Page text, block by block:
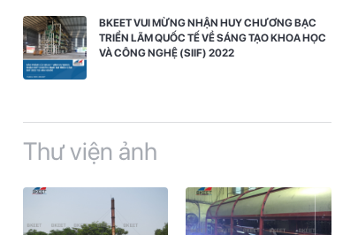
BKEET VUI MỪNG NHẬN HUY CHƯƠNG BẠC
TRIỂN LÃM QUỐC TẾ VỀ SÁNG TẠO KHOA HỌC
VÀ CÔNG NGHỆ (SIIF) 2022
Thư viện ảnh